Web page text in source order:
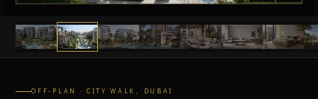
OFF-PLAN · CITY WALK, DUBAI